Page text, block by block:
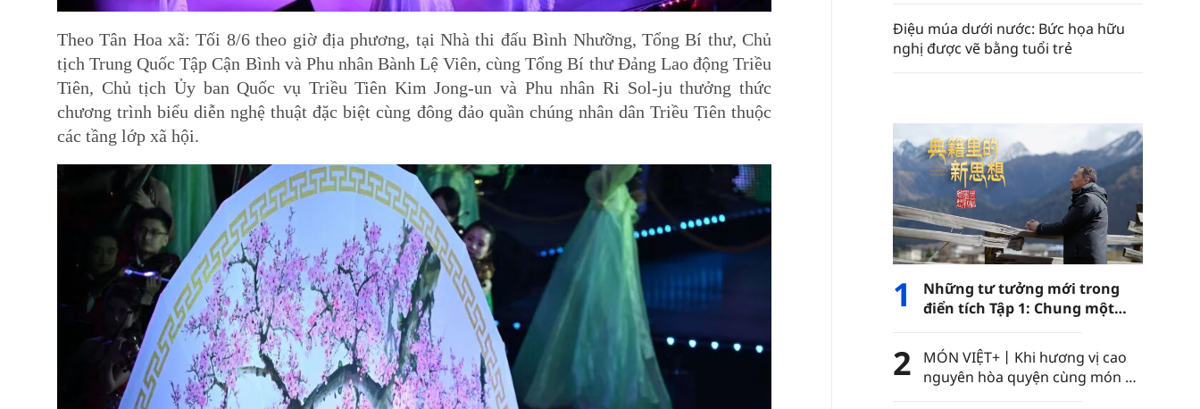
Theo Tân Hoa xã: Tối 8/6 theo giờ địa phương, tại Nhà thi đấu Bình Nhưỡng, Tổng Bí thư, Chủ
tịch Trung Quốc Tập Cận Bình và Phu nhân Bành Lệ Viên, cùng Tổng Bí thư Đảng Lao động Triều
Tiên, Chủ tịch Ủy ban Quốc vụ Triều Tiên Kim Jong-un và Phu nhân Ri Sol-ju thưởng thức
chương trình biểu diễn nghệ thuật đặc biệt cùng đông đảo quần chúng nhân dân Triều Tiên thuộc
các tầng lớp xã hội.
Điệu múa dưới nước: Bức họa hữu
nghị được vẽ bằng tuổi trẻ
1
Những tư tưởng mới trong
điển tích Tập 1: Chung một
con đường
2
MÓN VIỆT+丨Khi hương vị cao
nguyên hòa quyện cùng món ăn
Việt Nam……